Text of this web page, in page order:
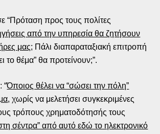
“Πρόταση προς τους πολίτες
από την υπηρεσία θα ζητήσουν
μας; Πάλι διαπαραταξιακή επιτροπή
το θέμα” θα προτείνουν;”.
“Όποιος θέλει να “σώσει την πόλη”
, χωρίς να μελετήσει συγκεκριμένες
τρόπους χρηματοδότησής τους
σέντρα” από αυτό εδώ το ηλεκτρονικό